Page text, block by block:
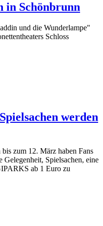
in Schönbrunn
und die Wunderlampe"
Schloss
werden
zum 12. März haben Fans
Spielsachen, eine
ab 1 Euro zu